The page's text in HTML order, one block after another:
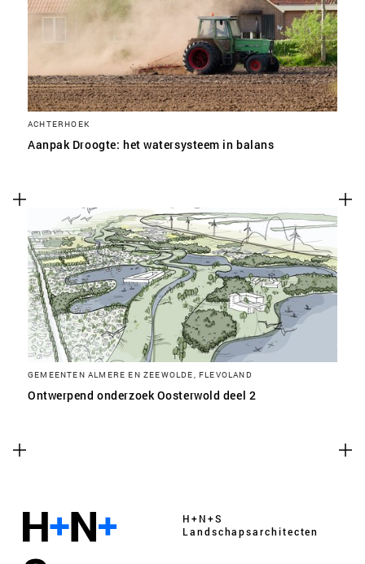
ACHTERHOEK
Aanpak Droogte: het watersysteem in balans
GEMEENTEN ALMERE EN ZEEWOLDE, FLEVOLAND
Ontwerpend onderzoek Oosterwold deel 2
H+N+S
Landschaps­architecten